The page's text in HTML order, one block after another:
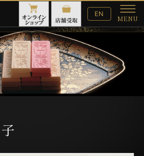
English
Website
EN
MENU
メ
ニ